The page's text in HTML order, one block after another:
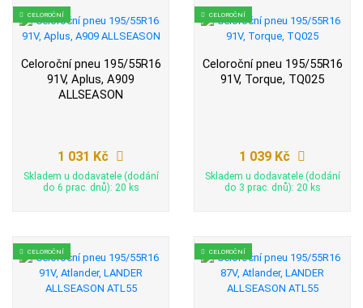
CELOROČNÍ
Celoroční pneu 195/55R16
91V, Aplus, A909
ALLSEASON
1 031 Kč
Skladem u dodavatele (dodání
do 6 prac. dnů): 20 ks
CELOROČNÍ
Celoroční pneu 195/55R16
91V, Torque, TQ025
1 039 Kč
Skladem u dodavatele (dodání
do 3 prac. dnů): 20 ks
CELOROČNÍ CELOROČNÍ